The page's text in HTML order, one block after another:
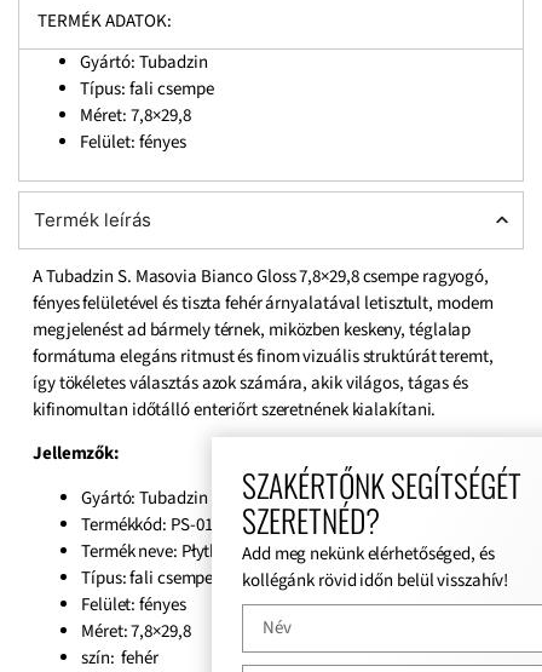
TERMÉK ADATOK:
Gyártó: Tubadzin
Típus: fali csempe
Méret: 7,8×29,8
Felület: fényes
Termék leírás
A Tubadzin S. Masovia Bianco Gloss 7,8×29,8 csempe ragyogó,
fényes felületével és tiszta fehér árnyalatával letisztult, modern
megjelenést ad bármely térnek, miközben keskeny, téglalap
formátuma elegáns ritmust és finom vizuális struktúrát teremt,
így tökéletes választás azok számára, akik világos, tágas és
kifinomultan időtálló enteriőrt szeretnének kialakítani.
Jellemzők:
Gyártó: Tubadzin
Termékkód: PS-01-320-0298-0078-1-061
Termék neve: Płytka ścienna Masovia Bianco Gloss
Típus: fali csempe
Felület: fényes
Méret: 7,8×29,8
szín: fehér
SZAKÉRTŐNK SEGÍTSÉGÉT
SZERETNÉD?
Add meg nekünk elérhetőséged, és
kollégánk rövid időn belül visszahív!